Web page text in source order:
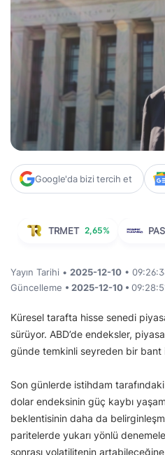
Google'da bizi tercih et
TRMET 2,65%
Yayın Tarihi • 2025-12-10 •
Güncelleme • 2025-12-10 •
Küresel tarafta hisse senedi
sürüyor. ABD’de endeksler,
günde temkinli seyreden bir bant
Son günlerde istihdam
dolar endeksinin güç kaybı
beklentisinin daha da
paritelerde yukarı yönlü
sonrası volatilitenin